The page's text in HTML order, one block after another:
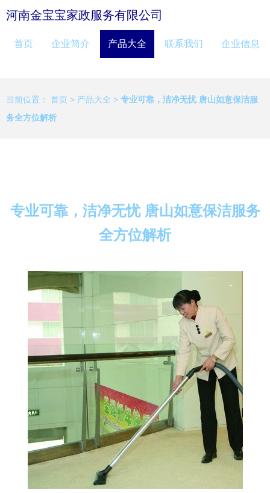
河南金宝宝家政服务有限公司
首页 企业简介 产品大全 联系我们 企业信息
当前位置： 首页 > 产品大全 > 专业可靠，洁净无忧 唐山如意保洁服
务全方位解析
专业可靠，洁净无忧 唐山如意保洁服务
全方位解析